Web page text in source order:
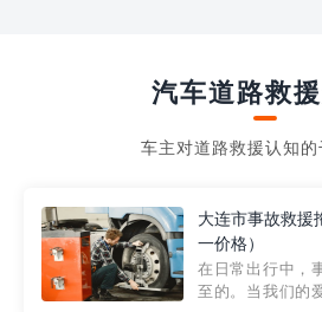
汽车道路救
车主对道路救援认知
大连市事故救援
一价格）
在日常出行中，
至的。当我们的